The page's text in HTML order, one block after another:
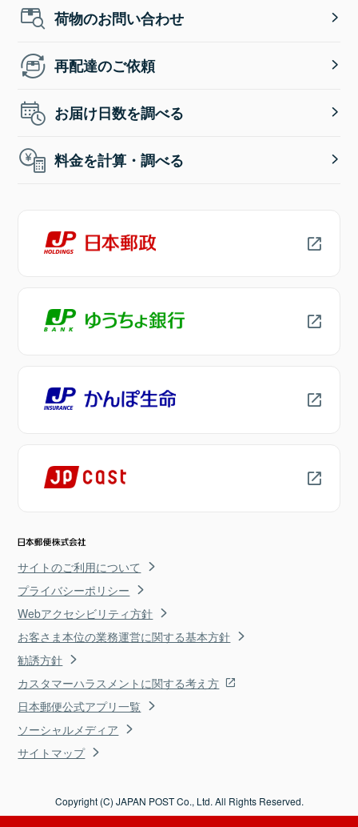
荷物のお問い合わせ
再配達のご依頼
お届け日数を調べる
料金を計算・調べる
サイトのご利用について
プライバシーポリシー
Webアクセシビリティ方針
お客さま本位の業務運営に関する基本方針
勧誘方針
カスタマーハラスメントに関する考え方
日本郵便公式アプリ一覧
ソーシャルメディア
サイトマップ
Copyright (C) JAPAN POST Co., Ltd. All Rights Reserved.